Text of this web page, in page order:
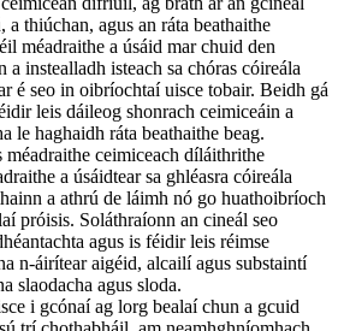
a thiúchan, agus an ráta beathaithe
méadraithe a úsáid mar chuid den
a instealladh isteach sa chóras cóireála
é seo in oibríochtaí uisce tobair. Beidh gá
leis dáileog shonrach ceimiceáin a
le haghaidh ráta beathaithe beag.
méadraithe ceimiceach díláithrithe
a úsáidtear sa ghléasra cóireála
a athrú de láimh nó go huathoibríoch
próisis. Soláthraíonn an cineál seo
agus is féidir leis réimse
n-áirítear aigéid, alcailí agus substaintí
slaodacha agus sloda.
i gcónaí ag lorg bealaí chun a gcuid